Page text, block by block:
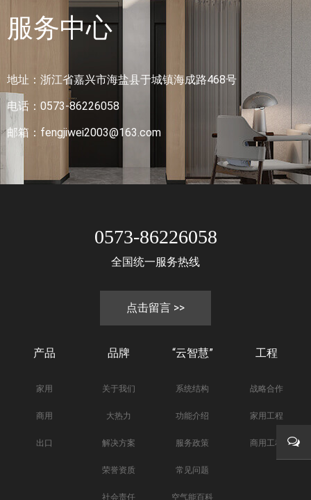
服务中心
地址：浙江省嘉兴市海盐县于城镇海成路468号
电话：0573-86226058
邮箱：fengjiwei2003@163.com
0573-86226058
全国统一服务热线
点击留言 >>
产品
家用
商用
出口
品牌
关于我们
大热力
解决方案
荣誉资质
社会责任
“云智慧”
系统结构
功能介绍
服务政策
常见问题
空气能百科
工程
战略合作
家用工程
商用工程